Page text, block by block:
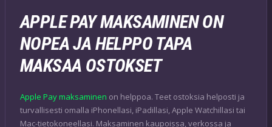
APPLE PAY MAKSAMINEN ON
NOPEA JA HELPPO TAPA
MAKSAA OSTOKSET
Apple Pay maksaminen on helppoa. Teet ostoksia helposti ja
turvallisesti omalla iPhonellasi, iPadillasi, Apple Watchillasi tai
Mac-tietokoneellasi. Maksaminen kaupoissa, verkossa ja